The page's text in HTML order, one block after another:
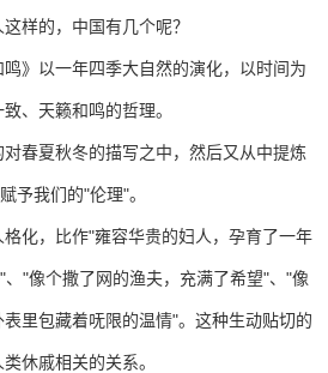
的，中国有几个呢？
以一年四季大自然的演化，以时间为
、天籁和鸣的哲理。
夏秋冬的描写之中，然后又从中提炼
予我们的"伦理"。
，比作"雍容华贵的妇人，孕育了一年
"像个撒了网的渔夫，充满了希望"、"像
里包藏着呒限的温情"。这种生动贴切的
休戚相关的关系。